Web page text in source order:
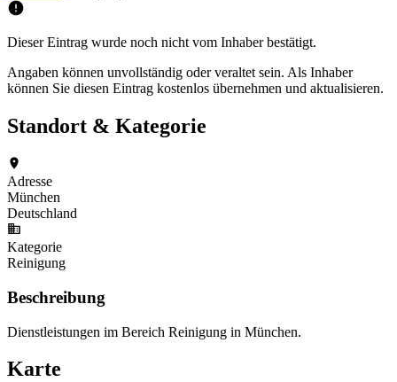
Dieser Eintrag wurde noch nicht vom Inhaber bestätigt.
Angaben können unvollständig oder veraltet sein. Als Inhaber
können Sie diesen Eintrag kostenlos übernehmen und aktualisieren.
Standort & Kategorie
Adresse
München
Deutschland
Kategorie
Reinigung
Beschreibung
Dienstleistungen im Bereich Reinigung in München.
Karte